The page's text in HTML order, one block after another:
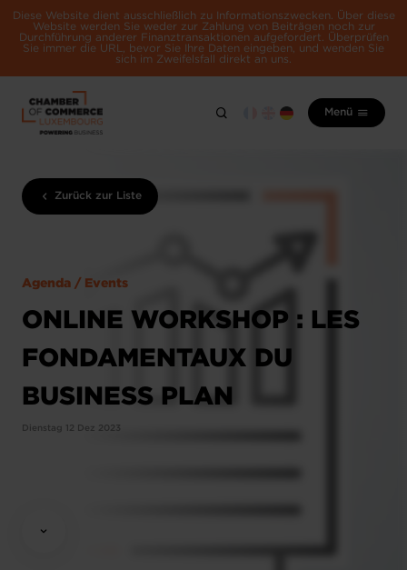
Diese Website dient ausschließlich zu Informationszwecken. Über diese
Website werden Sie weder zur Zahlung von Beiträgen noch zur
Durchführung anderer Finanztransaktionen aufgefordert. Überprüfen
Sie immer die URL, bevor Sie Ihre Daten eingeben, und wenden Sie
sich im Zweifelsfall direkt an uns.
Menü
Zurück zur Liste
Agenda / Events
ONLINE WORKSHOP : LES
FONDAMENTAUX DU
BUSINESS PLAN
Dienstag 12 Dez 2023